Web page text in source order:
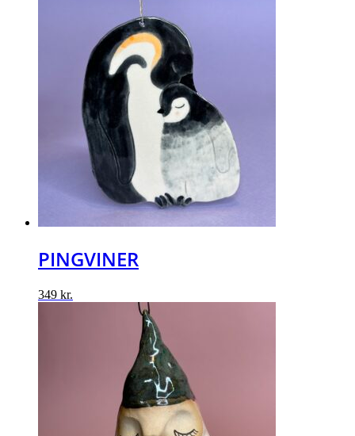
PINGVINER
349 kr.